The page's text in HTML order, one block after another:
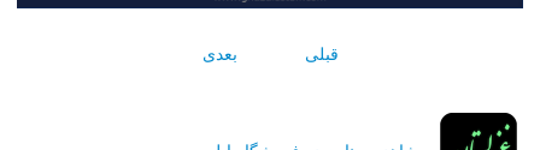
قبلی بعدی